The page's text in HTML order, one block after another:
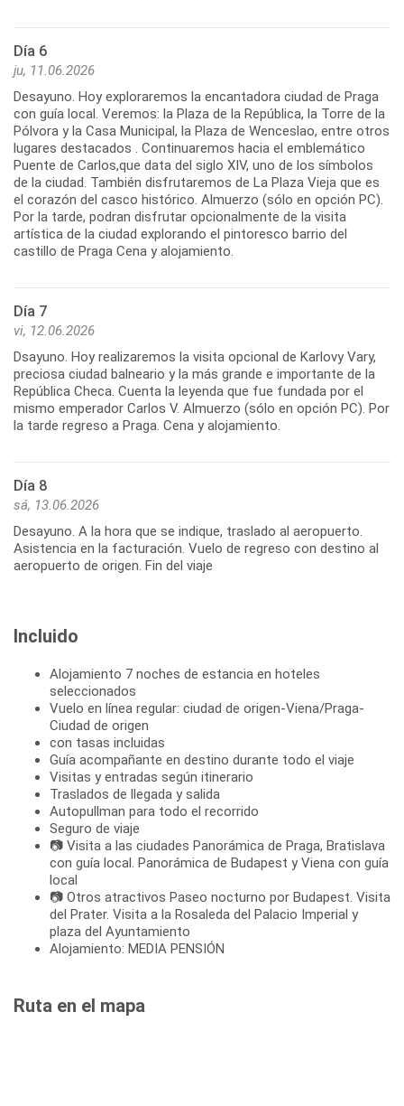
Día 6
ju, 11.06.2026
Desayuno. Hoy exploraremos la encantadora ciudad de Praga
con guía local. Veremos: la Plaza de la República, la Torre de la
Pólvora y la Casa Municipal, la Plaza de Wenceslao, entre otros
lugares destacados . Continuaremos hacia el emblemático
Puente de Carlos,que data del siglo XIV, uno de los símbolos
de la ciudad. También disfrutaremos de La Plaza Vieja que es
el corazón del casco histórico. Almuerzo (sólo en opción PC).
Por la tarde, podran disfrutar opcionalmente de la visita
artística de la ciudad explorando el pintoresco barrio del
castillo de Praga Cena y alojamiento.
Día 7
vi, 12.06.2026
Dsayuno. Hoy realizaremos la visita opcional de Karlovy Vary,
preciosa ciudad balneario y la más grande e importante de la
República Checa. Cuenta la leyenda que fue fundada por el
mismo emperador Carlos V. Almuerzo (sólo en opción PC). Por
la tarde regreso a Praga. Cena y alojamiento.
Día 8
sá, 13.06.2026
Desayuno. A la hora que se indique, traslado al aeropuerto.
Asistencia en la facturación. Vuelo de regreso con destino al
aeropuerto de origen. Fin del viaje
Incluido
Alojamiento 7 noches de estancia en hoteles
seleccionados
Vuelo en línea regular: ciudad de origen-Viena/Praga-
Ciudad de origen
con tasas incluidas
Guía acompañante en destino durante todo el viaje
Visitas y entradas según itinerario
Traslados de llegada y salida
Autopullman para todo el recorrido
Seguro de viaje
📷 Visita a las ciudades Panorámica de Praga, Bratislava
con guía local. Panorámica de Budapest y Viena con guía
local
📷 Otros atractivos Paseo nocturno por Budapest. Visita
del Prater. Visita a la Rosaleda del Palacio Imperial y
plaza del Ayuntamiento
Alojamiento: MEDIA PENSIÓN
Ruta en el mapa